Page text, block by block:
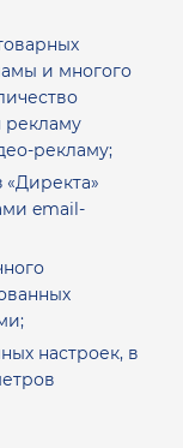
и многого
рекламу
рекламу;
email-
настроек, в